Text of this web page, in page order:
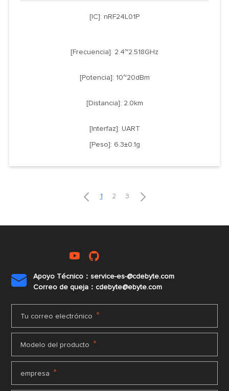
[IC]: nRF24L01P
[Frecuencia]: 2.4~2.518GHz
[Potencia]: 10~20dBm
[Distancia]: 2.0km
[Interfaz]: UART
[Peso]: 6.3±0.1g
 1 2 3 

Apoyo Técnico：service-es-@cdebyte.com
Correo de queja：cdebyte@ebyte.com
Tu correo electrónico *
Modelo del producto *
empresa *